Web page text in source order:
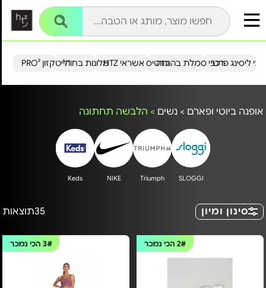
הייטקזון PRO²מלונות בחו"ל כרטיס אשראי HTZ ליסינג פרטירכבי סמלת בהנחה
אופנה ביוטי ופארם > נשים > הלבשה תחתונה
SLOGGI
Triumph
NIKE
Keds
סינון ומיון 35תוצאות
2#הכי נמכר 3# הכי נמכר